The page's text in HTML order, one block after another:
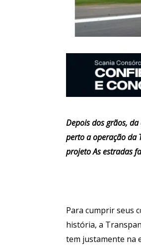
Depois dos grãos,
perto a operação da
projeto As estradas
Para cumprir seus
história, a
tem justamente na